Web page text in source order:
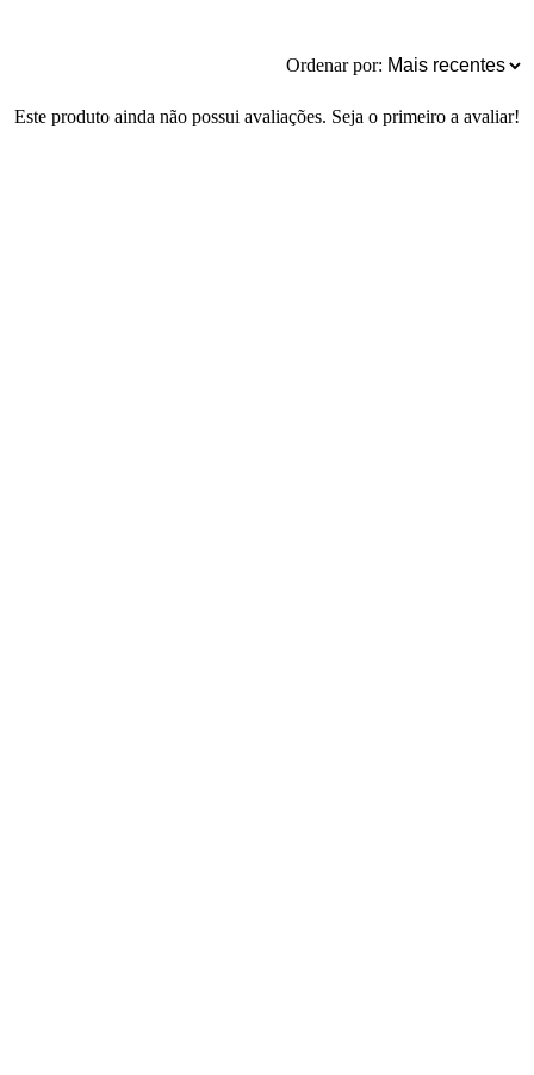
Ordenar por:
Este produto ainda não possui avaliações. Seja o primeiro a avaliar!